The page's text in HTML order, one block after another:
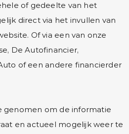
of gedeelte van het
direct via het invullen van
Of via een van onze
De Autofinancier,
of een andere financierder
genomen om de informatie
en actueel mogelijk weer te